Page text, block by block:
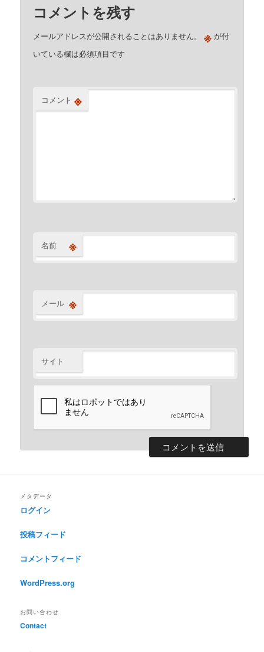
コメントを残す
メールアドレスが公開されることはありません。 ※ が付
いている欄は必須項目です
コメント ※
名前 ※
メール ※
サイト
メタデータ
ログイン
投稿フィード
コメントフィード
WordPress.org
お問い合わせ
Contact